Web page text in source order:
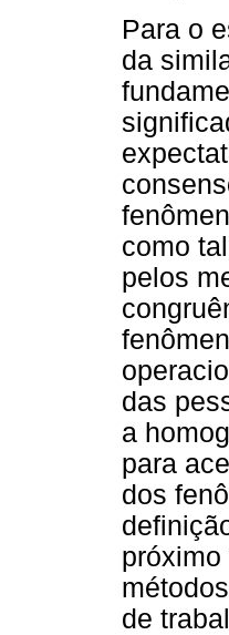
Para o
da
como
pelos
das
a
para
dos
de